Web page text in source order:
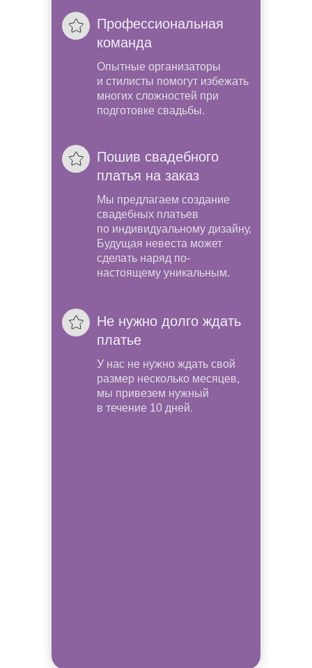
Профессиональная
команда
Опытные организаторы
и стилисты помогут избежать
многих сложностей при
подготовке свадьбы.
Пошив свадебного
платья на заказ
Мы предлагаем создание
свадебных платьев
по индивидуальному дизайну,
Будущая невеста может
сделать наряд по-
настоящему уникальным.
Не нужно долго ждать
платье
У нас не нужно ждать свой
размер несколько месяцев,
мы привезем нужный
в течение 10 дней.